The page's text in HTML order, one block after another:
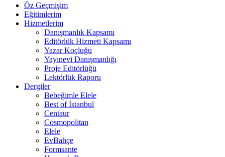
Öz Geçmişim
Eğitimlerim
Hizmetlerim
Danışmanlık Kapsamı
Editörlük Hizmeti Kapsamı
Yazar Koçluğu
Yayınevi Danışmanlığı
Proje Editörlüğü
Lektörlük Raporu
Dergiler
Bebeğimle Elele
Best of İstanbul
Centaur
Cosmopolitan
Elele
EvBahçe
Formsante